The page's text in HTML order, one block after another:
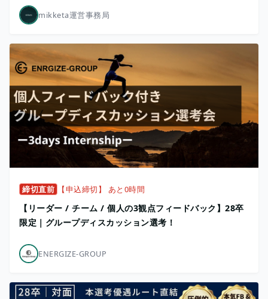
mikketa運営事務局
締切直前 【申込締切】 あと0時間
【リーダー / チーム / 個人の3観点フィードバック】28卒
限定｜グループディスカッション選考！
ENERGIZE-GROUP